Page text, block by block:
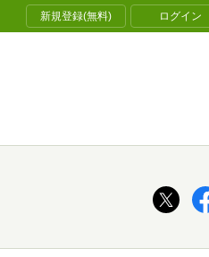
新規登録(無料) ログイン